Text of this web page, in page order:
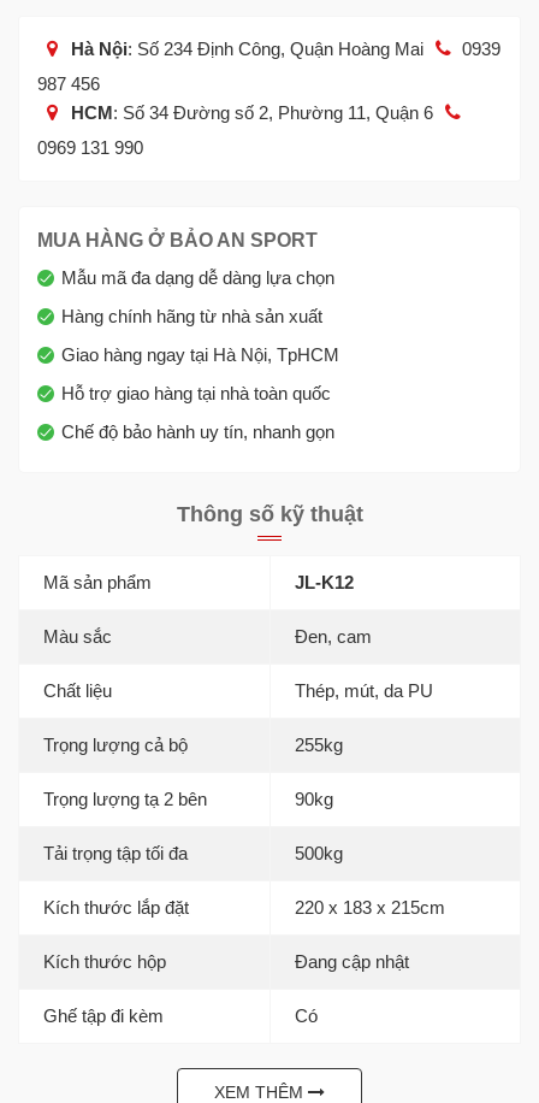
Hà Nội: Số 234 Định Công, Quận Hoàng Mai
0939
987 456
HCM: Số 34 Đường số 2, Phường 11, Quận 6
0969 131 990
MUA HÀNG Ở BẢO AN SPORT
Mẫu mã đa dạng dễ dàng lựa chọn
Hàng chính hãng từ nhà sản xuất
Giao hàng ngay tại Hà Nội, TpHCM
Hỗ trợ giao hàng tại nhà toàn quốc
Chế độ bảo hành uy tín, nhanh gọn
Thông số kỹ thuật
Mã sản phẩm JL-K12
Màu sắc Đen, cam
Chất liệu Thép, mút, da PU
Trọng lượng cả bộ 255kg
Trọng lượng tạ 2 bên 90kg
Tải trọng tập tối đa 500kg
Kích thước lắp đặt 220 x 183 x 215cm
Kích thước hộp Đang cập nhật
Ghế tập đi kèm Có
XEM THÊM